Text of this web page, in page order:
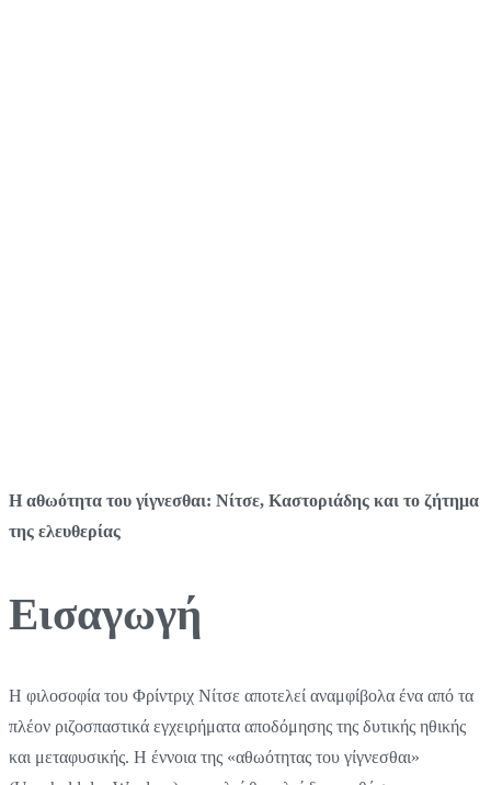
Η αθωότητα του γίγνεσθαι: Νίτσε, Καστοριάδης και το ζήτημα
της ελευθερίας
Εισαγωγή
Η φιλοσοφία του Φρίντριχ Νίτσε αποτελεί αναμφίβολα ένα από τα
πλέον ριζοσπαστικά εγχειρήματα αποδόμησης της δυτικής ηθικής
και μεταφυσικής. Η έννοια της «αθωότητας του γίγνεσθαι»